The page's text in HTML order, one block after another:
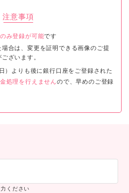
注意事項
み登録が可能です
合は、変更を証明できる画像のご提
ざいます。
）よりも後に銀行口座をご登録された
処理を行えませんので、早めのご登録
ください